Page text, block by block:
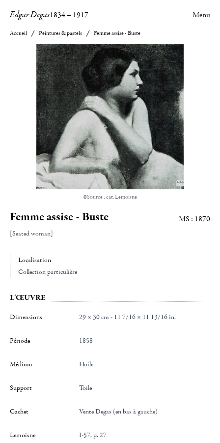
Edgar Degas1834– 1917 Menu
Accueil Peintures & pastels Femme assise - Buste
©Source : cat. Lemoisne
Femme assise - Buste
[Seated woman]
MS : 1870
Localisation
Collection particulière
L'ŒUVRE
Dimensions 29 × 30 cm - 11 7/16 × 11 13/16 in.
Période 1858
Médium Huile
Support Toile
Cachet Vente Degas (en bas à gauche)
Lemoisne I-57, p. 27